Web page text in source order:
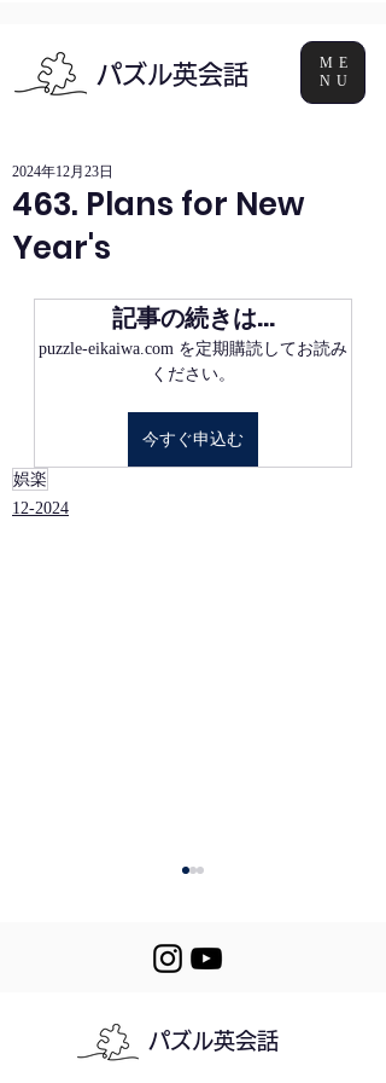
パズル英会話
ME
NU
463. Plans for New
Year's
2024年12月23日
記事の続きは…
puzzle-eikaiwa.com を定期購読してお読み
ください。
今すぐ申込む
娯楽
12-2024
Let's Puzzle! 463-
パズル英会話